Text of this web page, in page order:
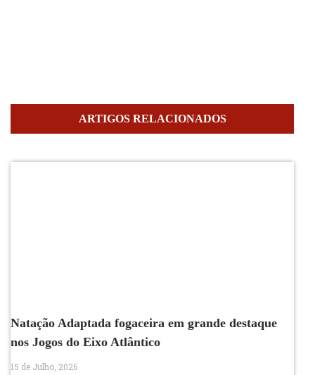
ARTIGOS RELACIONADOS
Natação Adaptada fogaceira em grande destaque
nos Jogos do Eixo Atlântico
15 de Julho, 2026